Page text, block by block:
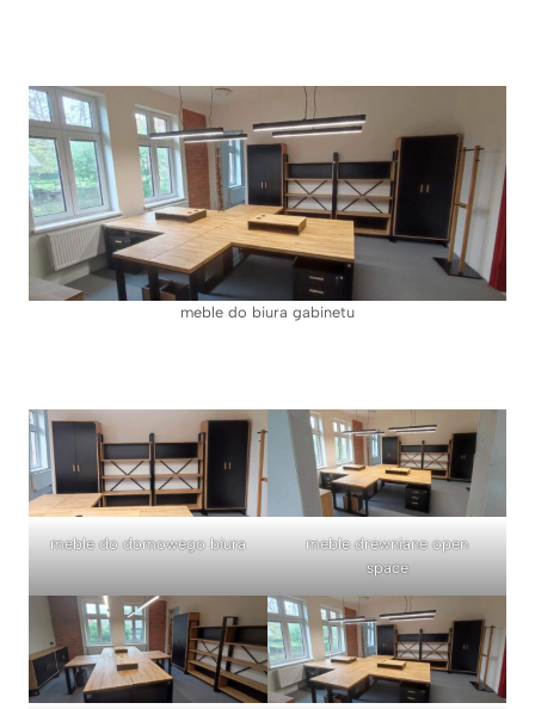
meble do biura gabinetu
meble do domowego biura
meble drewniane open
space